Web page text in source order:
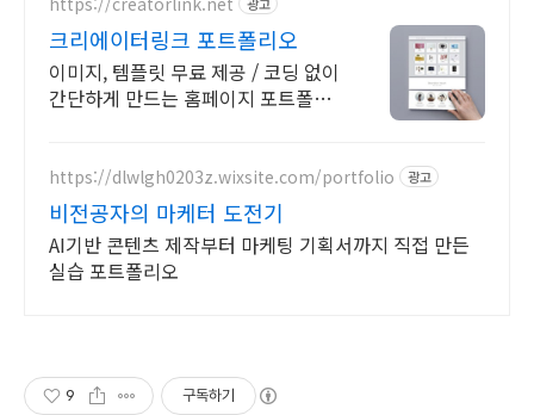
크리에이터링크 포트폴리오
이미지, 템플릿 무료 제공 / 코딩 없이
간단하게 만드는 홈페이지 포트폴리
https://dlwlgh0203z.wixsite.com/portfolio 광고
비전공자의 마케터 도전기
AI기반 콘텐츠 제작부터 마케팅 기획서까지 직접 만든
실습 포트폴리오
9 구독하기